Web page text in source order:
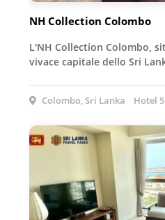
NH Collection Colombo
L'NH Collection Colombo,
vivace capitale dello Sri
Colombo, Sri Lanka Hotel